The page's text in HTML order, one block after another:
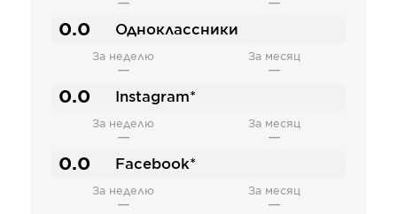
— —
0.0 Одноклассники
За неделю
—
За месяц
—
0.0 Instagram*
За неделю
—
За месяц
—
0.0 Facebook*
За неделю
—
За месяц
—